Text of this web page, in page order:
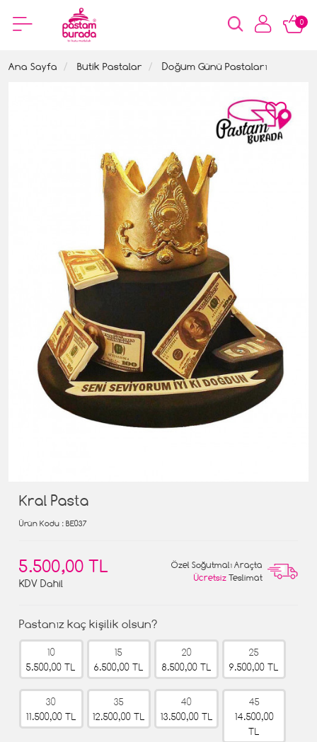
0
Ana Sayfa Butik Pastalar Doğum Günü Pastaları
Kral Pasta
Ürün Kodu : BE037
5.500,00 TL
KDV Dahil
Özel Soğutmalı Araçta
Ücretsiz Teslimat
Pastanız kaç kişilik olsun?
10
5.500,00 TL
15
6.500,00 TL
20
8.500,00 TL
25
9.500,00 TL
30
11.500,00 TL
35
12.500,00 TL
40
13.500,00 TL
45
14.500,00
TL